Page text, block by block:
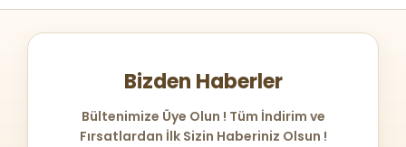
Bizden Haberler
Bültenimize Üye Olun ! Tüm İndirim ve
Fırsatlardan İlk Sizin Haberiniz Olsun !